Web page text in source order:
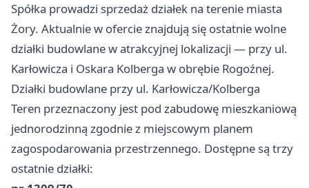
Spółka prowadzi sprzedaż działek na terenie miasta
Żory. Aktualnie w ofercie znajdują się ostatnie wolne
działki budowlane w atrakcyjnej lokalizacji — przy ul.
Karłowicza i Oskara Kolberga w obrębie Rogoźnej.
Działki budowlane przy ul. Karłowicza/Kolberga
Teren przeznaczony jest pod zabudowę mieszkaniową
jednorodzinną zgodnie z miejscowym planem
zagospodarowania przestrzennego. Dostępne są trzy
ostatnie działki: